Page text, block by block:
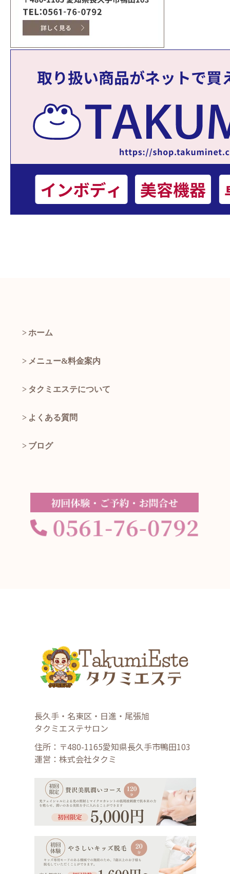
ホーム
メニュー&料金案内
タクミエステについて
よくある質問
ブログ
長久手・名東区・日進・尾張旭
タクミエステサロン
住所：〒480-1165愛知県長久手市鴨田103
運営：株式会社タクミ